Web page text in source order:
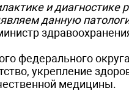
и диагностике
данную
федерального
укрепление
медицины.